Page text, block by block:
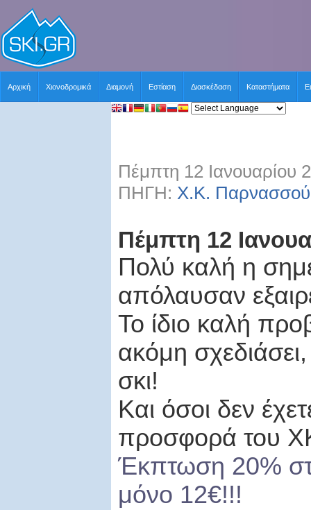
Αρχική Χιονοδρομικά Διαμονή Εστίαση Διασκέδαση Καταστήματα
Πέμπτη 12 Ιανουαρίου
ΠΗΓΗ: Χ.Κ. Παρνασσού
Πέμπτη 12
Πολύ καλή η
απόλαυσαν
Το ίδιο καλή
ακόμη
σκι!
Και όσοι δεν
προσφορά του
Έκπτωση 20% στα
μόνο 12€!!!